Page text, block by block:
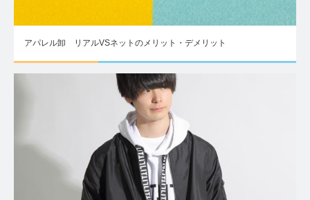
アパレル卸 リアルVSネットのメリット・デメリット